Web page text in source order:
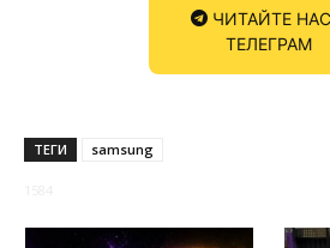
ЧИТАЙТЕ
ТЕЛЕГРАМ
ТЕГИ samsung